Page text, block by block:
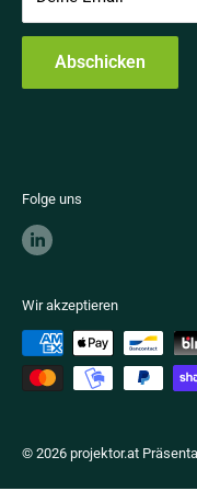
Kontakt
Vertrag widerrufen
Abschicken
Folge uns
Wir akzeptieren
© 2026 projektor.at